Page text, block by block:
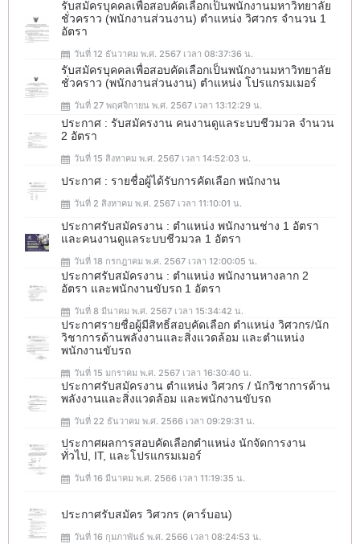
รับสมัครบุคคลเพื่อสอบคัดเลือกเป็นพนักงานมหาวิทยาลัย
ชั่วคราว (พนักงานส่วนงาน) ตำแหน่ง วิศวกร จำนวน 1
อัตรา
วันที่ 12 ธันวาคม พ.ศ. 2567 เวลา 08:37:36 น.
รับสมัครบุคคลเพื่อสอบคัดเลือกเป็นพนักงานมหาวิทยาลัย
ชั่วคราว (พนักงานส่วนงาน) ตำแหน่ง โปรแกรมเมอร์
วันที่ 27 พฤศจิกายน พ.ศ. 2567 เวลา 13:12:29 น.
ประกาศ : รับสมัครงาน คนงานดูแลระบบชีวมวล จำนวน
2 อัตรา
วันที่ 15 สิงหาคม พ.ศ. 2567 เวลา 14:52:03 น.
ประกาศ : รายชื่อผู้ได้รับการคัดเลือก พนักงาน
วันที่ 2 สิงหาคม พ.ศ. 2567 เวลา 11:10:01 น.
ประกาศรับสมัครงาน : ตำแหน่ง พนักงานช่าง 1 อัตรา
และคนงานดูแลระบบชีวมวล 1 อัตรา
วันที่ 18 กรกฎาคม พ.ศ. 2567 เวลา 12:00:05 น.
ประกาศรับสมัครงาน : ตำแหน่ง พนักงานหางลาก 2
อัตรา และพนักงานขับรถ 1 อัตรา
วันที่ 8 มีนาคม พ.ศ. 2567 เวลา 15:34:42 น.
ประกาศรายชื่อผู้มีสิทธิ์สอบคัดเลือก ตำแหน่ง วิศวกร/นัก
วิชาการด้านพลังงานและสิ่งแวดล้อม และตำแหน่ง
พนักงานขับรถ
วันที่ 15 มกราคม พ.ศ. 2567 เวลา 16:30:40 น.
ประกาศรับสมัครงาน ตำแหน่ง วิศวกร / นักวิชาการด้าน
พลังงานและสิ่งแวดล้อม และพนักงานขับรถ
วันที่ 22 ธันวาคม พ.ศ. 2566 เวลา 09:29:31 น.
ประกาศผลการสอบคัดเลือกตำแหน่ง นักจัดการงาน
ทั่วไป, IT, และโปรแกรมเมอร์
วันที่ 16 มีนาคม พ.ศ. 2566 เวลา 11:19:35 น.
ประกาศรับสมัคร วิศวกร (คาร์บอน)
วันที่ 16 กุมภาพันธ์ พ.ศ. 2566 เวลา 08:24:53 น.